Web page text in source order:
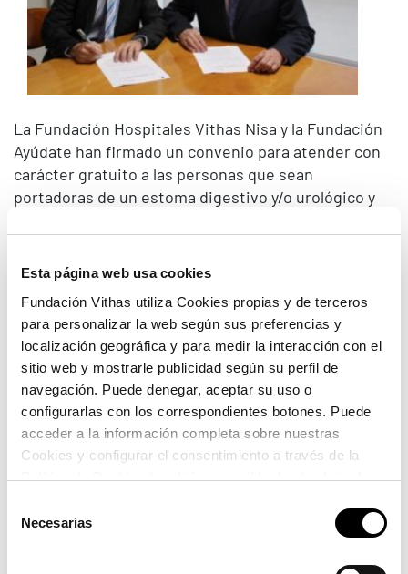
Esta página web usa cookies
Fundación Vithas utiliza Cookies propias y de terceros
para personalizar la web según sus preferencias y
localización geográfica y para medir la interacción con el
sitio web y mostrarle publicidad según su perfil de
navegación. Puede denegar, aceptar su uso o
configurarlas con los correspondientes botones. Puede
acceder a la información completa sobre nuestras
Cookies y configurar el consentimiento a través de la
Política de Cookies (también accesible desde el pie de
transferencia de datos fuera del EEE (más información
Necesarias
La Fundación Hospitales Vithas Nisa y la Fundación
Ayúdate han firmado un convenio para atender con
carácter gratuito a las personas que sean
portadoras de un estoma digestivo y/o urológico y
para poder volver a realizar una vida normal.
LaFundación Hospitales Vithas Nisa
Ayúdatehan firmado un convenio para atender con
carácter gratuito a las personas que sean
portadoras de un estoma digestivo y/o urológico y
necesiten un apoyo social, sanitario y educativo
para poder volver a realizar una vida normal.
El objetivo de este acuerdo, según la directora de la
Fundación Hospitales Nisa Mar Álvarez, es “colaborar
en la mejora de la calidad de vida de estas personas,
dando una atención integral, información y apoyo
hospitalización, de lo que deriva la conveniencia de